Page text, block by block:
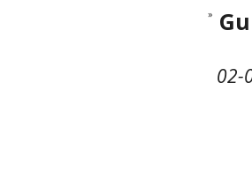
»
02-